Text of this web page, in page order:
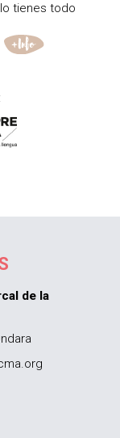
tienes todo
de la